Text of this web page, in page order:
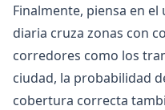
Finalmente, piensa en
diaria cruza zonas con
corredores como los
ciudad, la probabilidad
cobertura correcta